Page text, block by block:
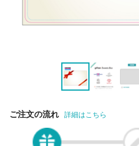
ご注文の流れ 詳細はこちら